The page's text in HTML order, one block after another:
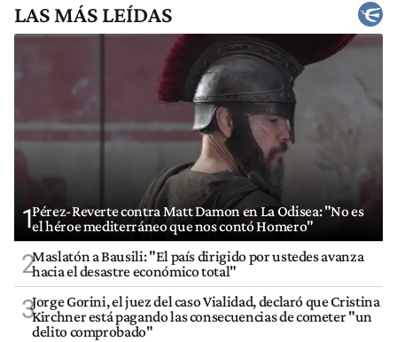
LAS MÁS LEÍDAS
1Pérez-Reverte contra Matt Damon en La Odisea: "No es
el héroe mediterráneo que nos contó Homero"
2Maslatón a Bausili: "El país dirigido por ustedes avanza
hacia el desastre económico total"
3Jorge Gorini, el juez del caso Vialidad, declaró que Cristina
Kirchner está pagando las consecuencias de cometer "un
delito comprobado"